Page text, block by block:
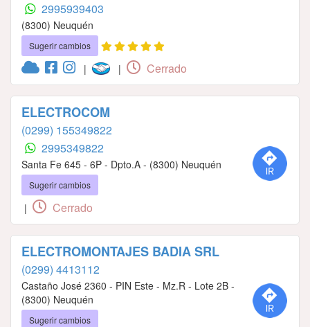
2995939403
(8300) Neuquén
Sugerir cambios
| | Cerrado
ELECTROCOM
(0299) 155349822
2995349822
Santa Fe 645 - 6P - Dpto.A - (8300) Neuquén
Sugerir cambios
| Cerrado
ELECTROMONTAJES BADIA SRL
(0299) 4413112
Castaño José 2360 - PIN Este - Mz.R - Lote 2B -
(8300) Neuquén
Sugerir cambios